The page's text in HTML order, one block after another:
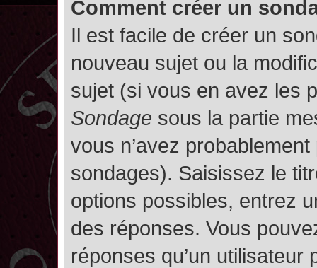
Comment créer un
Il est facile de créer un
nouveau sujet ou la
sujet (si vous en avez les
Sondage sous la partie
vous n’avez
sondages). Saisissez le
options possibles, entrez
des réponses. Vous
réponses qu’un